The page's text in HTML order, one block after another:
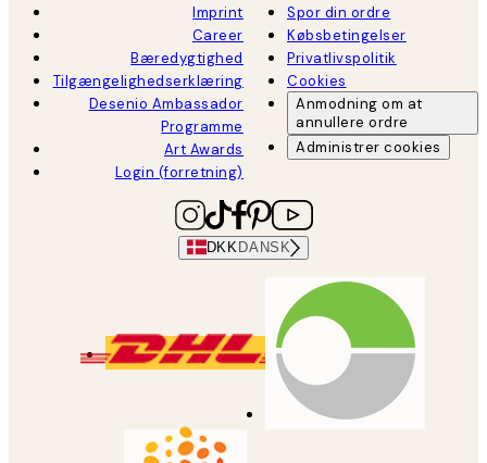
Imprint
Career
Bæredygtighed
Tilgængelighedserklæring
Desenio Ambassador
Programme
Art Awards
Login (forretning)
Spor din ordre
Købsbetingelser
Privatlivspolitik
Cookies
Anmodning om at
annullere ordre
Administrer cookies
DKK DANSK